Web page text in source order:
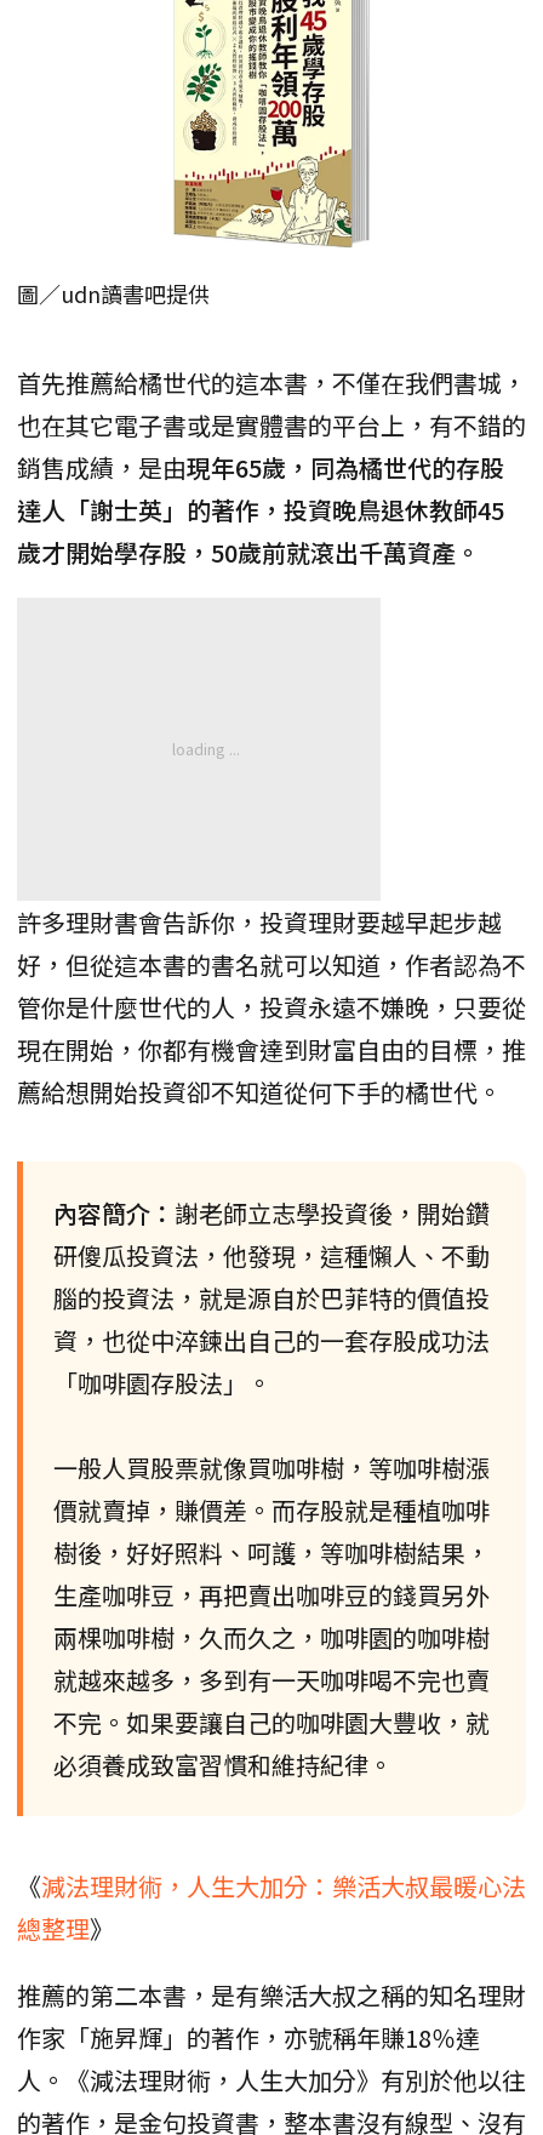
圖／udn讀書吧提供
首先推薦給橘世代的這本書，不僅在我們書城，
也在其它電子書或是實體書的平台上，有不錯的
銷售成績，是由現年65歲，同為橘世代的存股
達人「謝士英」的著作，投資晚鳥退休教師45
歲才開始學存股，50歲前就滾出千萬資產。
許多理財書會告訴你，投資理財要越早起步越
好，但從這本書的書名就可以知道，作者認為不
管你是什麼世代的人，投資永遠不嫌晚，只要從
現在開始，你都有機會達到財富自由的目標，推
薦給想開始投資卻不知道從何下手的橘世代。
內容簡介： 謝老師立志學投資後，開始鑽
研傻瓜投資法，他發現，這種懶人、不動
腦的投資法，就是源自於巴菲特的價值投
資，也從中淬鍊出自己的一套存股成功法
「咖啡園存股法」。
一般人買股票就像買咖啡樹，等咖啡樹漲
價就賣掉，賺價差。而存股就是種植咖啡
樹後，好好照料、呵護，等咖啡樹結果，
生產咖啡豆，再把賣出咖啡豆的錢買另外
兩棵咖啡樹，久而久之，咖啡園的咖啡樹
就越來越多，多到有一天咖啡喝不完也賣
不完。如果要讓自己的咖啡園大豐收，就
必須養成致富習慣和維持紀律。
《減法理財術，人生大加分：樂活大叔最暖心法
總整理》
推薦的第二本書，是有樂活大叔之稱的知名理財
作家「施昇輝」的著作，亦號稱年賺18％達
人。《減法理財術，人生大加分》有別於他以往
的著作，是金句投資書，整本書沒有線型、沒有